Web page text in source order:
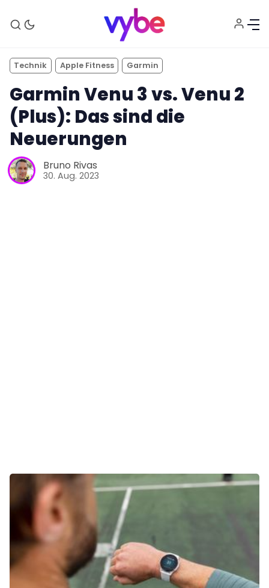
Team
Zusammenarbeit
Kontakt
Technik Apple Fitness Garmin
Garmin Venu 3 vs. Venu 2
(Plus): Das sind die
Neuerungen
Bruno Rivas
30. Aug. 2023